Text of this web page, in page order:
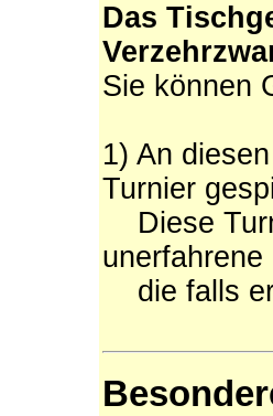
Das
Sie können
1) An
Turnier
Diese
unerfahrene
die falls